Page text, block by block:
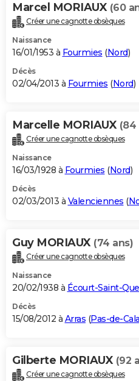
Marcel MORIAUX (60
Créer une cagnotte obsèques
Naissance
16/01/1953 à Fourmies (Nord)
Décès
02/04/2013 à Fourmies (Nord)
Marcelle MORIAUX (84
Créer une cagnotte obsèques
Naissance
16/03/1928 à Fourmies (Nord)
Décès
02/03/2013 à Valenciennes (
Guy MORIAUX (74 ans)
Créer une cagnotte obsèques
Naissance
20/02/1938 à Écourt-Saint-
Décès
15/08/2012 à Arras (Pas-de-
Gilberte MORIAUX (92
Créer une cagnotte obsèques